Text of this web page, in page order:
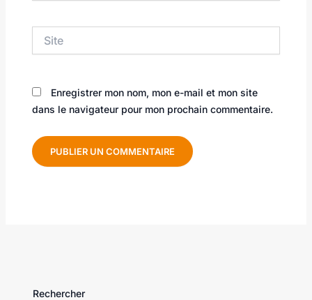
Enregistrer mon nom, mon e-mail et mon site
dans le navigateur pour mon prochain commentaire.
Rechercher